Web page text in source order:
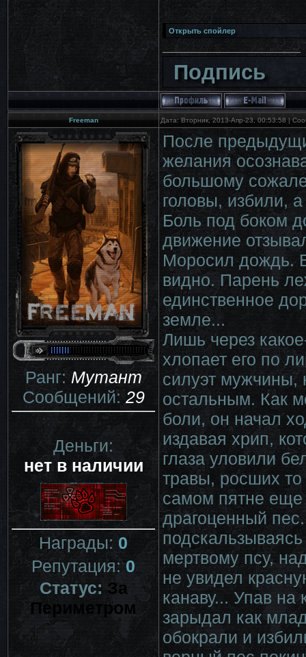
Подпись
Freeman Дата: Вторник, 2013-Апр-23, 00:53:58 |
Ранг:Мутант
Сообщений:29
Деньги:
нет в наличии
Награды:0
Репутация:0
Статус:За
Периметром
После
желания
большому
головы, избили,
Боль под боком
движение
Моросил дождь.
видно. Парень
единственное
земле...
Лишь через
хлопает его по
силуэт мужчины,
остальным. Как
боли, он начал
издавая хрип,
глаза уловили
травы, росших то
самом пятне еще
драгоценный
мертвому псу,
не увидел
канаву... Упав на
зарыдал как
обокрали и